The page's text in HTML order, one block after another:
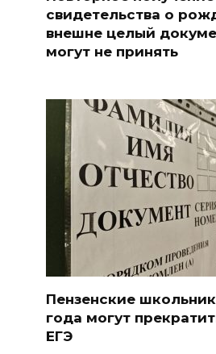
свидетельства о
внешне целый
могут не принять
Пензенские
года могут
ЕГЭ